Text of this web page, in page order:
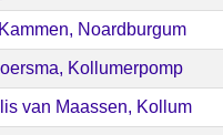
Noardburgum
Kollumerpomp
van Maassen, Kollum